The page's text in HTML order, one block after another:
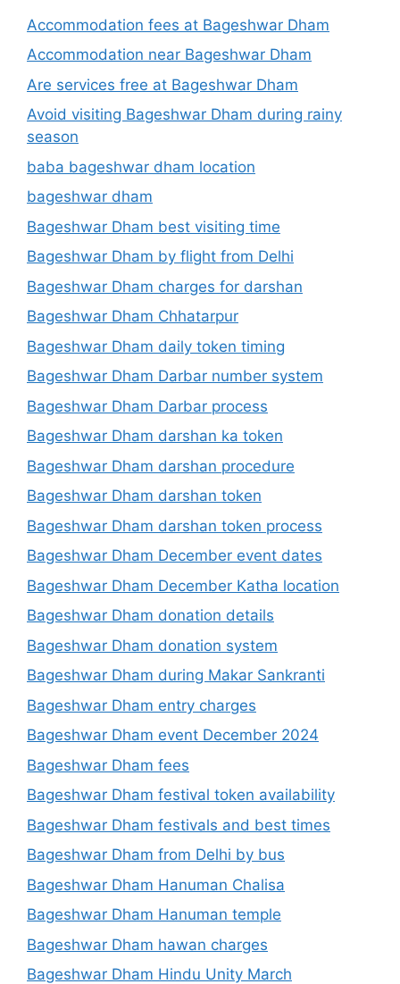
Accommodation fees at Bageshwar Dham
Accommodation near Bageshwar Dham
Are services free at Bageshwar Dham
Avoid visiting Bageshwar Dham during rainy
season
baba bageshwar dham location
bageshwar dham
Bageshwar Dham best visiting time
Bageshwar Dham by flight from Delhi
Bageshwar Dham charges for darshan
Bageshwar Dham Chhatarpur
Bageshwar Dham daily token timing
Bageshwar Dham Darbar number system
Bageshwar Dham Darbar process
Bageshwar Dham darshan ka token
Bageshwar Dham darshan procedure
Bageshwar Dham darshan token
Bageshwar Dham darshan token process
Bageshwar Dham December event dates
Bageshwar Dham December Katha location
Bageshwar Dham donation details
Bageshwar Dham donation system
Bageshwar Dham during Makar Sankranti
Bageshwar Dham entry charges
Bageshwar Dham event December 2024
Bageshwar Dham fees
Bageshwar Dham festival token availability
Bageshwar Dham festivals and best times
Bageshwar Dham from Delhi by bus
Bageshwar Dham Hanuman Chalisa
Bageshwar Dham Hanuman temple
Bageshwar Dham hawan charges
Bageshwar Dham Hindu Unity March